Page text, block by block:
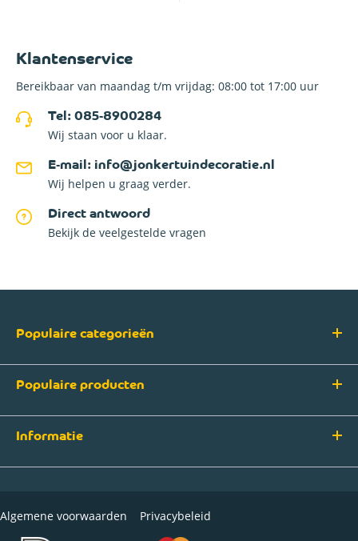
Klantenservice
Bereikbaar van maandag t/m vrijdag: 08:00 tot 17:00 uur
Tel: 085-8900284
Wij staan voor u klaar.
E-mail: info@jonkertuindecoratie.nl
Wij helpen u graag verder.
Direct antwoord
Bekijk de veelgestelde vragen
Populaire categorieën
Populaire producten
Informatie
Algemene voorwaarden Privacybeleid